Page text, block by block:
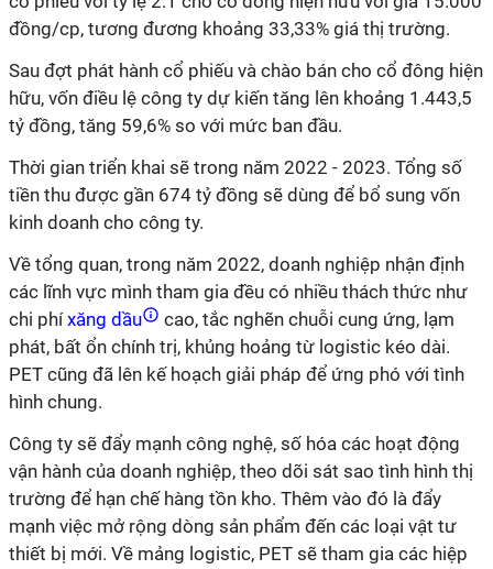
đồng/cp, tương đương khoảng 33,33% giá thị trường.
Sau đợt phát hành cổ phiếu và chào bán cho cổ đông hiện
hữu, vốn điều lệ công ty dự kiến tăng lên khoảng 1.443,5
tỷ đồng, tăng 59,6% so với mức ban đầu.
Thời gian triển khai sẽ trong năm 2022 - 2023. Tổng số
tiền thu được gần 674 tỷ đồng sẽ dùng để bổ sung vốn
kinh doanh cho công ty.
Về tổng quan, trong năm 2022, doanh nghiệp nhận định
các lĩnh vực mình tham gia đều có nhiều thách thức như
chi phíxăng dầu
cao, tắc nghẽn chuỗi cung ứng, lạm
phát, bất ổn chính trị, khủng hoảng từ logistic kéo dài.
PET cũng đã lên kế hoạch giải pháp để ứng phó với tình
hình chung.
Công ty sẽ đẩy mạnh công nghệ, số hóa các hoạt động
vận hành của doanh nghiệp, theo dõi sát sao tình hình thị
trường để hạn chế hàng tồn kho. Thêm vào đó là đẩy
mạnh việc mở rộng dòng sản phẩm đến các loại vật tư
thiết bị mới. Về mảng logistic, PET sẽ tham gia các hiệp